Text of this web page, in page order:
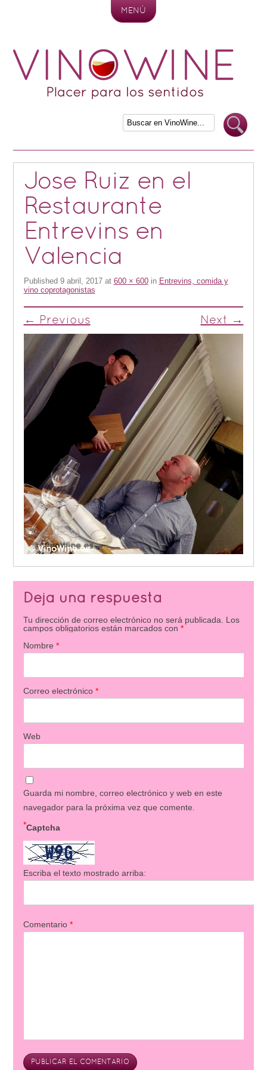
MENÚ
Jose Ruiz en el
Restaurante
Entrevins en
Valencia
Published 9 abril, 2017at 600 × 600in Entrevins, comida y
vino coprotagonistas
← Previous Next →
Deja una respuesta
Tu dirección de correo electrónico no será publicada. Los
campos obligatorios están marcados con *
Nombre *
Correo electrónico *
Web
Guarda mi nombre, correo electrónico y web en este
navegador para la próxima vez que comente.
Captcha
*
Escriba el texto mostrado arriba:
Comentario *